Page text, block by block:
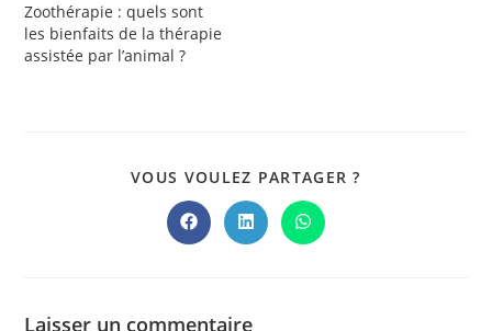
Zoothérapie : quels sont
les bienfaits de la thérapie
assistée par l’animal ?
VOUS VOULEZ PARTAGER ?
Ouvrir
dans
Ouvrir
dans
Ouvrir
dans
Laisser un commentaire